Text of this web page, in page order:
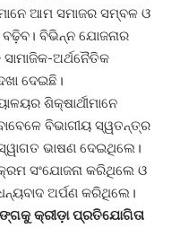
ଆମ ସମାଜର ସମ୍ବଳ ଓ
ବିଭିନ୍ନ ଯୋଜନାର
ଅର୍ଥନୈତିକ
ଦେଇଛି।
ଶିକ୍ଷାର୍ଥୀମାନେ
ବିଭାଗୀୟ ସ୍ୱତନ୍ତ୍ର
ଭାଷଣ ଦେଇଥିଲେ।
ସଂଯୋଜନା କରିଥିଲେ ଓ
ଅର୍ପଣ କରିଥିଲେ।
କ୍ରୀଡ଼ା ପ୍ରତିଯୋଗିତା